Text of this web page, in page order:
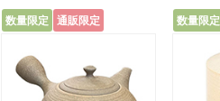
数量限定 通販限定 数量限定